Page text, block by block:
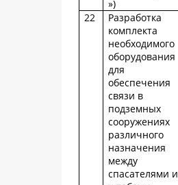
»)
22
Разработка
комплекта
необходимого
оборудования
для
обеспечения
связи в
подземных
сооружениях
различного
назначения
между
спасателями и